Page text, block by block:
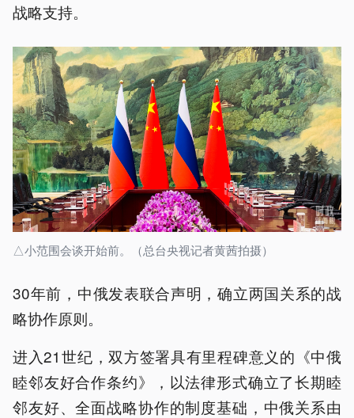
战略支持。
△小范围会谈开始前。（总台央视记者黄茜拍摄）
30年前，中俄发表联合声明，确立两国关系的战
略协作原则。
进入21世纪，双方签署具有里程碑意义的《中俄
睦邻友好合作条约》，以法律形式确立了长期睦
邻友好、全面战略协作的制度基础，中俄关系由